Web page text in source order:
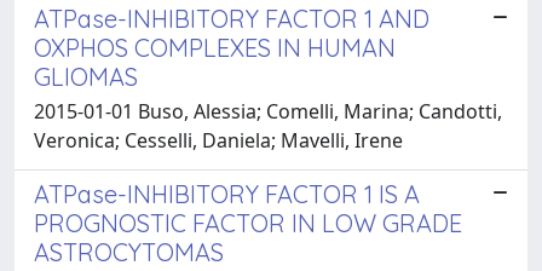
ATPase-INHIBITORY FACTOR 1 AND
OXPHOS COMPLEXES IN HUMAN
GLIOMAS
2015-01-01 Buso, Alessia; Comelli, Marina; Candotti,
Veronica; Cesselli, Daniela; Mavelli, Irene
ATPase-INHIBITORY FACTOR 1 IS A
PROGNOSTIC FACTOR IN LOW GRADE
ASTROCYTOMAS